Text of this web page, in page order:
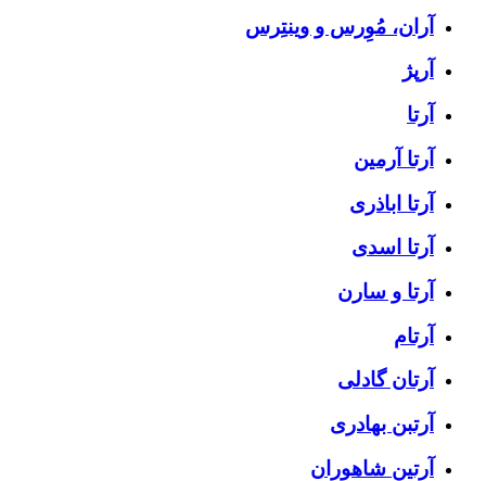
آران، مُوِرس و وینتِرس
آرپژ
آرتا
آرتا آرمین
آرتا اباذری
آرتا اسدی
آرتا و سارن
آرتام
آرتان گادلی
آرتبن بهادری
آرتين شاهوران